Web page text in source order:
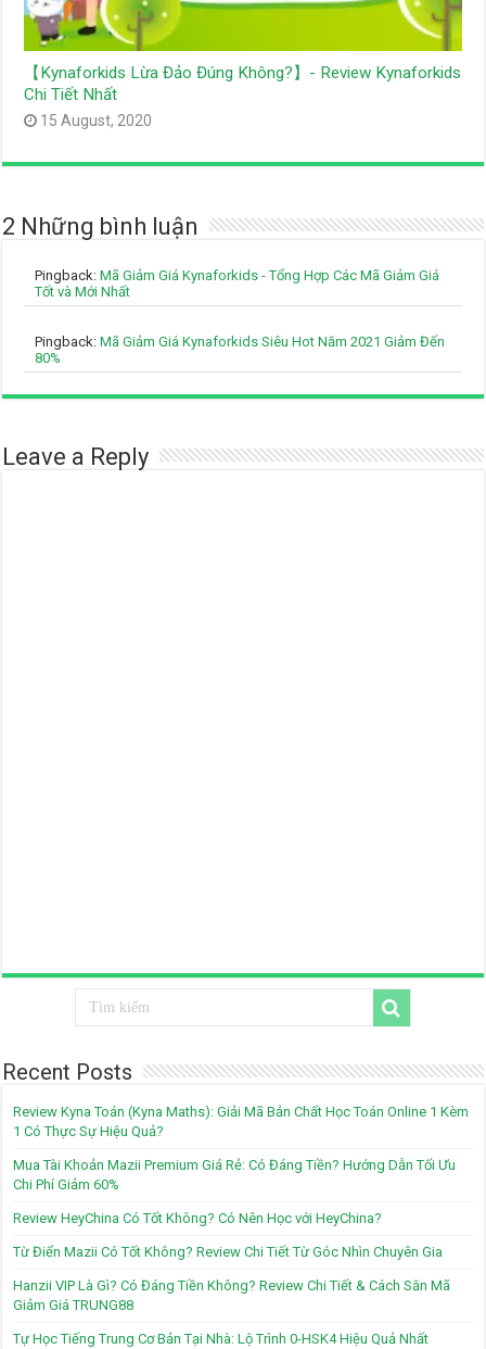
【Kynaforkids Lừa Đảo Đúng Không?】- Review Kynaforkids
Chi Tiết Nhất
15 August, 2020
2 Những bình luận
Pingback:Mã Giảm Giá Kynaforkids - Tổng Hợp Các Mã Giảm Giá
Tốt và Mới Nhất
Pingback:Mã Giảm Giá Kynaforkids Siêu Hot Năm 2021 Giảm Đến
80%
Leave a Reply
Recent Posts
Review Kyna Toán (Kyna Maths): Giải Mã Bản Chất Học Toán Online 1 Kèm
1 Có Thực Sự Hiệu Quả?
Mua Tài Khoản Mazii Premium Giá Rẻ: Có Đáng Tiền? Hướng Dẫn Tối Ưu
Chi Phí Giảm 60%
Review HeyChina Có Tốt Không? Có Nên Học với HeyChina?
Từ Điển Mazii Có Tốt Không? Review Chi Tiết Từ Góc Nhìn Chuyên Gia
Hanzii VIP Là Gì? Có Đáng Tiền Không? Review Chi Tiết & Cách Săn Mã
Giảm Giá TRUNG88
Tự Học Tiếng Trung Cơ Bản Tại Nhà: Lộ Trình 0-HSK4 Hiệu Quả Nhất